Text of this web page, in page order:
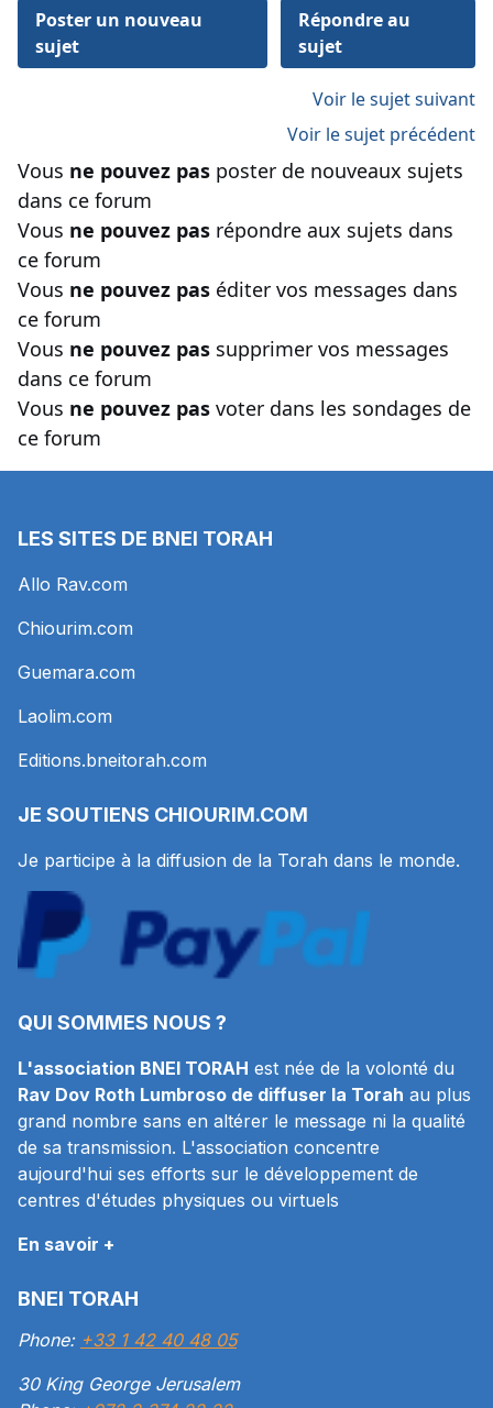
Poster un nouveau
sujet
Répondre au
sujet
Voir le sujet suivant
Voir le sujet précédent
Vous ne pouvez pas poster de nouveaux sujets
dans ce forum
Vous ne pouvez pas répondre aux sujets dans
ce forum
Vous ne pouvez pas éditer vos messages dans
ce forum
Vous ne pouvez pas supprimer vos messages
dans ce forum
Vous ne pouvez pas voter dans les sondages de
ce forum
LES SITES DE BNEI TORAH
Allo Rav.com
Chiourim.com
Guemara.com
Laolim.com
Editions.bneitorah.com
JE SOUTIENS CHIOURIM.COM
Je participe à la diffusion de la Torah dans le monde.
QUI SOMMES NOUS ?
L'association BNEI TORAH est née de la volonté du
Rav Dov Roth Lumbroso de diffuser la Torah au plus
grand nombre sans en altérer le message ni la qualité
de sa transmission. L'association concentre
aujourd'hui ses efforts sur le développement de
centres d'études physiques ou virtuels
En savoir +
BNEI TORAH
Phone: +33 1 42 40 48 05
30 King George Jerusalem